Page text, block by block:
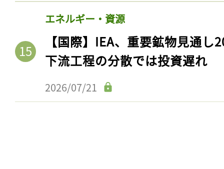
エネルギー・資源
【国際】IEA、重要鉱物見通
下流工程の分散では投資遅れ
2026/07/21